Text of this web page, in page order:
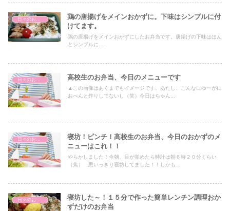
鶏の唐揚げをメインおかずに。下味はシンプルに付
けてます。
鶏の唐揚げをメインおかずにしたお弁当です。唐揚げの下味はほん
とシンプルに…
高校生のお弁当、今日のメニューです
▲この画像はあくまでもイメージです。あたし、こんなにゆーがに
おべんと作りしてないし（笑）今日はちゃん...
日々のお弁当
寝坊！ピンチ！高校生のお弁当、今日のおかずのメ
ニューはこれ！！
やらかしました！今朝、目が覚めたら時計は朝６時２０分くらい
（焦） 思いっきり寝坊してました！！しかも...
日々のお弁当
寝坊した～！１５分で作った簡単レンチン調理おか
ずだけのお弁当